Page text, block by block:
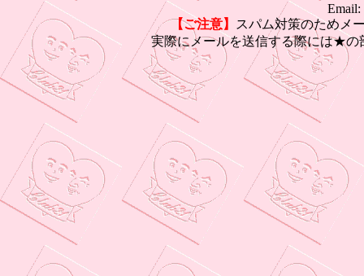
Email:
【ご注意】
スパム対策のためメ
実際にメールを送信する際には★の